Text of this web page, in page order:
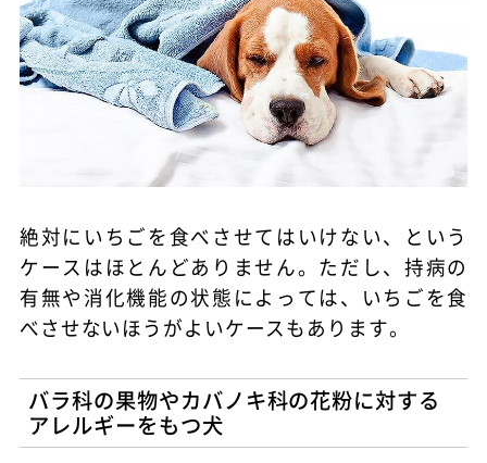
絶対にいちごを食べさせてはいけない、という
ケースはほとんどありません。ただし、持病の
有無や消化機能の状態によっては、いちごを食
べさせないほうがよいケースもあります。
バラ科の果物やカバノキ科の花粉に対する
アレルギーをもつ犬